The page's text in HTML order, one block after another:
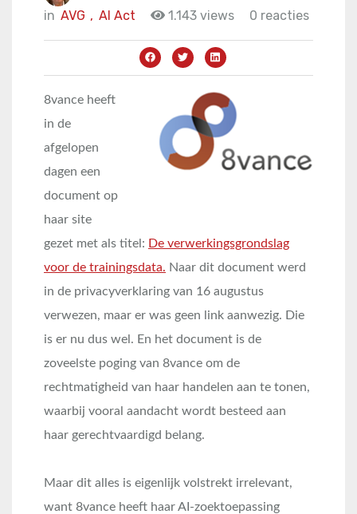
in
AI Act
AVG , 1.143 views 0 reacties
8vance heeft
in de
afgelopen
dagen een
document op
haar site
gezet met als titel: De verwerkingsgrondslag
voor de trainingsdata. Naar dit document werd
in de privacyverklaring van 16 augustus
verwezen, maar er was geen link aanwezig. Die
is er nu dus wel. En het document is de
zoveelste poging van 8vance om de
rechtmatigheid van haar handelen aan te tonen,
waarbij vooral aandacht wordt besteed aan
haar gerechtvaardigd belang.
Maar dit alles is eigenlijk volstrekt irrelevant,
want 8vance heeft haar AI-zoektoepassing